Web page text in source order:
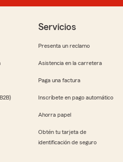
Servicios
Presenta un reclamo
Asistencia en la carretera
Paga una factura
Inscríbete en pago automático
Ahorra papel
Obtén tu tarjeta de
identificación de seguro